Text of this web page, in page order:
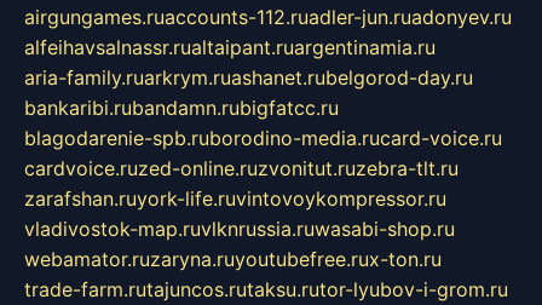
airgungames.ruaccounts-112.ruadler-jun.ruadonyev.ru
alfeihavsalnassr.rualtaipant.ruargentinamia.ru
aria-family.ruarkrym.ruashanet.rubelgorod-day.ru
bankaribi.rubandamn.rubigfatcc.ru
blagodarenie-spb.ruborodino-media.rucard-voice.ru
cardvoice.ruzed-online.ruzvonitut.ruzebra-tlt.ru
zarafshan.ruyork-life.ruvintovoykompressor.ru
vladivostok-map.ruvlknrussia.ruwasabi-shop.ru
webamator.ruzaryna.ruyoutubefree.rux-ton.ru
trade-farm.rutajuncos.rutaksu.rutor-lyubov-i-grom.ru